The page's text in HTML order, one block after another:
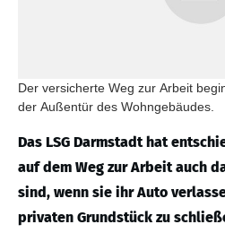
Der versicherte Weg zur Arbeit
der Außentür des Wohngebäudes.
Das LSG Darmstadt hat
auf dem Weg zur Arbeit auch
sind, wenn sie ihr Auto
privaten Grundstück zu